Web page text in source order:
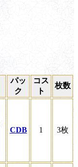
パッ
ク
コス
ト
枚数
CDB 1 3枚